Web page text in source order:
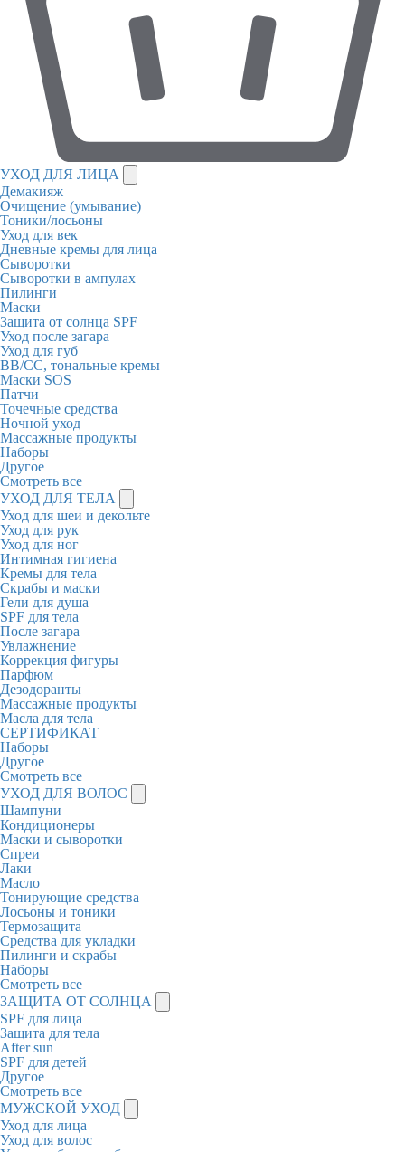
УХОД ДЛЯ ЛИЦА
Демакияж
Очищение (умывание)
Тоники/лосьоны
Уход для век
Дневные кремы для лица
Сыворотки
Сыворотки в ампулах
Пилинги
Маски
Защита от солнца SPF
Уход после загара
Уход для губ
BB/CC, тональные кремы
Маски SOS
Патчи
Точечные средства
Ночной уход
Массажные продукты
Наборы
Другое
Смотреть все
УХОД ДЛЯ ТЕЛА
Уход для шеи и декольте
Уход для рук
Уход для ног
Интимная гигиена
Кремы для тела
Скрабы и маски
Гели для душа
SPF для тела
После загара
Увлажнение
Коррекция фигуры
Парфюм
Дезодоранты
Массажные продукты
Масла для тела
СЕРТИФИКАТ
Наборы
Другое
Смотреть все
УХОД ДЛЯ ВОЛОС
Шампуни
Кондиционеры
Маски и сыворотки
Спреи
Лаки
Масло
Тонирующие средства
Лосьоны и тоники
Термозащита
Средства для укладки
Пилинги и скрабы
Наборы
Смотреть все
ЗАЩИТА ОТ СОЛНЦА
SPF для лица
Защита для тела
After sun
SPF для детей
Другое
Смотреть все
МУЖСКОЙ УХОД
Уход для лица
Уход для волос